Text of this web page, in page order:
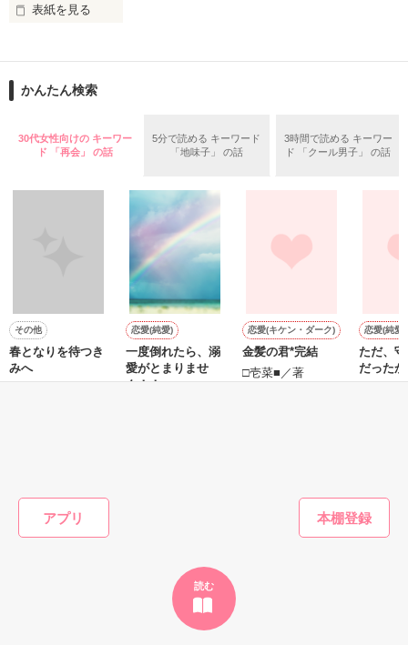
アプリ
読む
俺達は、生きる為に人を殺す。
ガチャで自分を強くする。
殺されないように。
作品を読む
表紙を見る
を、僕は信じていなかった。
父と別れた母に連れられ、祖母の家で暮らし始めた六歳の夏。
ってほしかった」と繰り返す祖母。
作品を読む
かんたん検索
30代女性向けの キーワー
ド 「再会」 の話
5分で読める キーワード
「地味子」 の話
3時間で読める キーワー
ド 「クール男子」 の話
その他
春となりを待つき
みへ
恋愛(純愛)
一度倒れたら、溺
愛がとまりませ
ん！！
恋愛(キケン・ダーク)
金髪の君*完結
□壱菜■／著
恋愛(純愛)
ただ、
だった